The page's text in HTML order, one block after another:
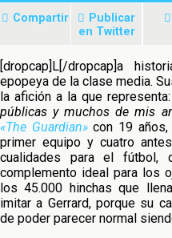
Compartir
Publicar
en Twitter
[dropcap]L[/dropcap]a
epopeya de la clase media.
la afición a la que representa:
públicas y muchos de mis
«The Guardian»con 19 años,
primer equipo y cuatro
cualidades para el fútbol,
complemento ideal para los
los 45.000 hinchas que
imitar a Gerrard, porque su
de poder parecer normal